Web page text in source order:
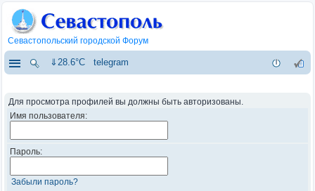
Севастопольский городской Форум
⇓28.6°C telegram
Для просмотра профилей вы должны быть авторизованы.
Имя пользователя:
Пароль:
Забыли пароль?